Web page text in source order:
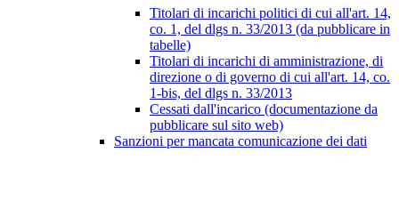
Titolari di incarichi politici di cui all'art. 14,
co. 1, del dlgs n. 33/2013 (da pubblicare in
tabelle)
Titolari di incarichi di amministrazione, di
direzione o di governo di cui all'art. 14, co.
1-bis, del dlgs n. 33/2013
Cessati dall'incarico (documentazione da
pubblicare sul sito web)
Sanzioni per mancata comunicazione dei dati